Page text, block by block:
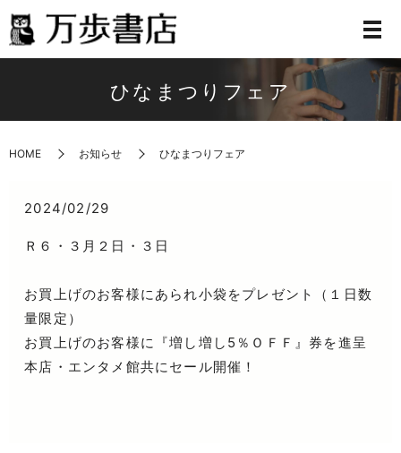
ひなまつりフェア
HOME お知らせ ひなまつりフェア
2024/02/29
Ｒ６・３月２日・３日
お買上げのお客様にあられ小袋をプレゼント（１日数
量限定）
お買上げのお客様に『増し増し5％ＯＦＦ』券を進呈
本店・エンタメ館共にセール開催！